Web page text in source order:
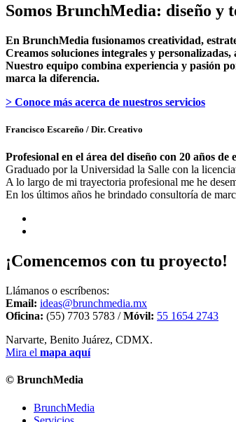
Somos BrunchMedia: diseño y
En BrunchMedia fusionamos creatividad,
Creamos soluciones integrales y
Nuestro equipo combina experiencia y pasión
marca la diferencia.
> Conoce más acerca de nuestros servicios
Francisco Escareño / Dir. Creativo
Profesional en el área del diseño con 20 años de
Graduado por la Universidad la Salle con la
A lo largo de mi trayectoria profesional me he
En los últimos años he brindado consultoría de
¡Comencemos con tu proyecto!
Llámanos o escríbenos:
Email: ideas@brunchmedia.mx
Oficina: (55) 7703 5783 /Móvil: 55 1654 2743
Narvarte, Benito Juárez, CDMX.
Mira el mapa aquí
© BrunchMedia
BrunchMedia